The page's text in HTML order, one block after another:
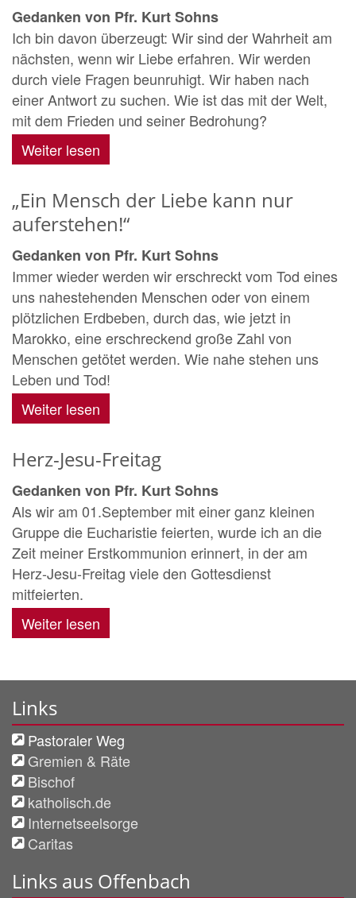
Gedanken von Pfr. Kurt Sohns
Ich bin davon überzeugt: Wir sind der Wahrheit am
nächsten, wenn wir Liebe erfahren. Wir werden
durch viele Fragen beunruhigt. Wir haben nach
einer Antwort zu suchen. Wie ist das mit der Welt,
mit dem Frieden und seiner Bedrohung?
Weiter lesen
„Ein Mensch der Liebe kann nur
auferstehen!“
Gedanken von Pfr. Kurt Sohns
Immer wieder werden wir erschreckt vom Tod eines
uns nahestehenden Menschen oder von einem
plötzlichen Erdbeben, durch das, wie jetzt in
Marokko, eine erschreckend große Zahl von
Menschen getötet werden. Wie nahe stehen uns
Leben und Tod!
Weiter lesen
Herz-Jesu-Freitag
Gedanken von Pfr. Kurt Sohns
Als wir am 01.September mit einer ganz kleinen
Gruppe die Eucharistie feierten, wurde ich an die
Zeit meiner Erstkommunion erinnert, in der am
Herz-Jesu-Freitag viele den Gottesdienst
mitfeierten.
Weiter lesen
Links
Pastoraler Weg
Gremien & Räte
Bischof
katholisch.de
Internetseelsorge
Caritas
Links aus Offenbach